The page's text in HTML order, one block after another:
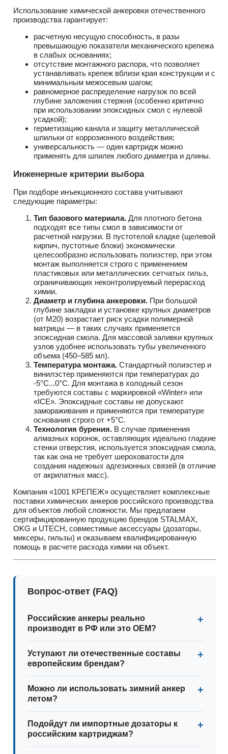
Использование химической анкеровки отечественного
производства гарантирует:
расчетную несущую способность, в разы
превышающую показатели механического крепежа
в слабых основаниях;
отсутствие монтажного распора, что позволяет
устанавливать крепеж вблизи края конструкции и с
минимальным межосевым шагом;
равномерное распределение нагрузок по всей
глубине заложения стержня (особенно критично
при использовании эпоксидных смол с нулевой
усадкой);
герметизацию канала и защиту металлической
шпильки от коррозионного воздействия;
универсальность — один картридж можно
применять для шпилек любого диаметра и длины.
Инженерные критерии выбора
При подборе инъекционного состава учитывают
следующие параметры:
Тип базового материала. Для плотного бетона
подходят все типы смол в зависимости от
расчетной нагрузки. В пустотелой кладке (щелевой
кирпич, пустотные блоки) экономически
целесообразно использовать полиэстер, при этом
монтаж выполняется строго с применением
пластиковых или металлических сетчатых гильз,
ограничивающих неконтролируемый перерасход
химии.
Диаметр и глубина анкеровки. При большой
глубине закладки и установке крупных диаметров
(от М20) возрастает риск усадки полимерной
матрицы — в таких случаях применяется
эпоксидная смола. Для массовой заливки крупных
узлов удобнее использовать тубы увеличенного
объема (450–585 мл).
Температура монтажа. Стандартный полиэстер и
винилэстер применяются при температурах до
-5°C...0°C. Для монтажа в холодный сезон
требуются составы с маркировкой «Winter» или
«ICE». Эпоксидные составы не допускают
замораживания и применяются при температуре
основания строго от +5°C.
Технология бурения. В случае применения
алмазных коронок, оставляющих идеально гладкие
стенки отверстия, используется эпоксидная смола,
так как она не требует шероховатости для
создания надежных адгезионных связей (в отличие
от акрилатных масс).
Компания «1001 КРЕПЕЖ» осуществляет комплексные
поставки химических анкеров российского производства
для объектов любой сложности. Мы предлагаем
сертифицированную продукцию брендов STALMAX,
OKG и UTECH, совместимые аксессуары (дозаторы,
миксеры, гильзы) и оказываем квалифицированную
помощь в расчете расхода химии на объект.
Вопрос-ответ (FAQ)
Российские анкеры реально
производят в РФ или это OEM?
Уступают ли отечественные составы
европейским брендам?
Можно ли использовать зимний анкер
летом?
Подойдут ли импортные дозаторы к
российским картриджам?